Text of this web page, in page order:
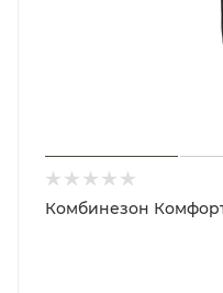
Комбинезон